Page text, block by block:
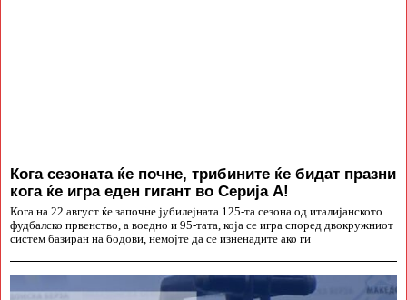
Кога сезоната ќе почне, трибините ќе бидат празни
кога ќе игра еден гигант во Серија А!
Кога на 22 август ќе започне јубилејната 125-та сезона од италијанското
фудбалско првенство, а воедно и 95-тата, која се игра според двокружниот
систем базиран на бодови, немојте да се изненадите ако ги